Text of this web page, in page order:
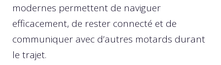
modernes permettent de naviguer
efficacement, de rester connecté et de
communiquer avec d’autres motards durant
le trajet.